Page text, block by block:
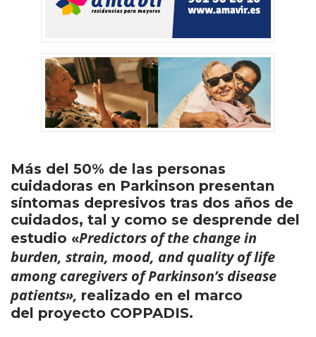
Más del 50% de las personas
cuidadoras en Parkinson presentan
síntomas depresivos tras dos años de
cuidados, tal y como se desprende del
estudio «Predictors of the change in
burden, strain, mood, and quality of life
among caregivers of Parkinson’s disease
patients», realizado en el marco
del proyecto COPPADIS.